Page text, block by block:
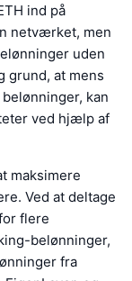
ind på
netværket, men
uden
grund, at mens
kan
ved hjælp af
maksimere
Ved at deltage
flere
belønninger,
fra